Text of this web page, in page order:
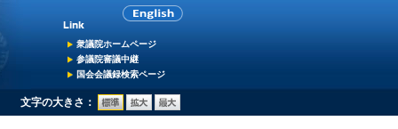
衆議院ホームページ
参議院審議中継
国会会議録検索ページ
文字の大きさ：